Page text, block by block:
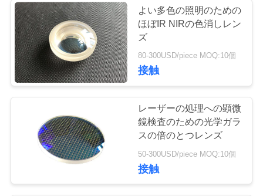
つ
い
て
工
よい多色の照明のための
ほぼIR NIRの色消しレン
ズ
80-300USD/piece MOQ:10個
接触
レーザーの処理への顕微
鏡検査のための光学ガラ
スの倍のとつレンズ
50-300USD/piece MOQ:10個
接触